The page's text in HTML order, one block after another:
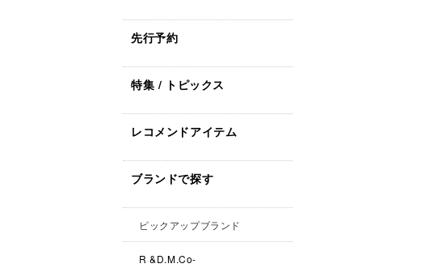
先行予約
特集 / トピックス
レコメンドアイテム
ブランドで探す
ピックアップブランド
R &D.M.Co-